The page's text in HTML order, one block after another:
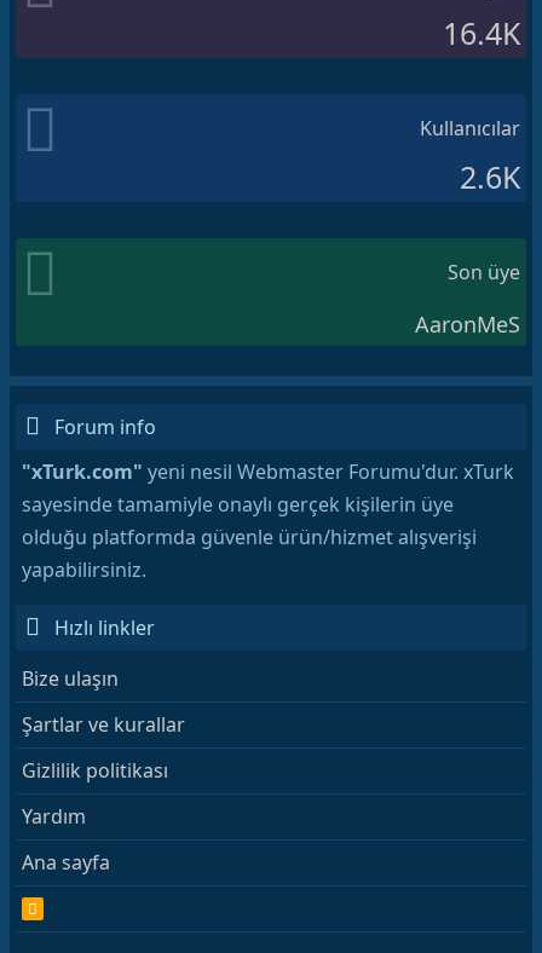
16.4K
Kullanıcılar
2.6K
Son üye
AaronMeS
Forum info
"xTurk.com" yeni nesil Webmaster Forumu'dur. xTurk
sayesinde tamamiyle onaylı gerçek kişilerin üye
olduğu platformda güvenle ürün/hizmet alışverişi
yapabilirsiniz.
Hızlı linkler
Bize ulaşın
Şartlar ve kurallar
Gizlilik politikası
Yardım
Ana sayfa
R
S